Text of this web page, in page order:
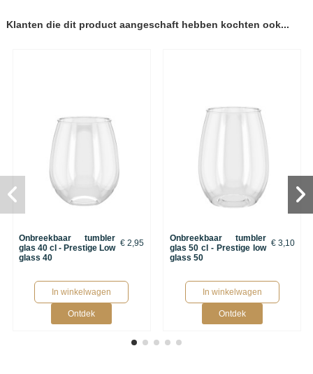
Klanten die dit product aangeschaft hebben kochten ook...
Onbreekbaar tumbler
glas 40 cl - Prestige Low
glass 40
€ 2,95
In winkelwagen
Ontdek
Onbreekbaar tumbler
glas 50 cl - Prestige low
glass 50
€ 3,10
In winkelwagen
Ontdek